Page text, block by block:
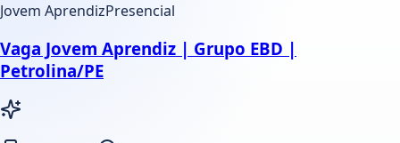
Jovem AprendizPresencial
Vaga Jovem Aprendiz | Grupo EBD |
Petrolina/PE